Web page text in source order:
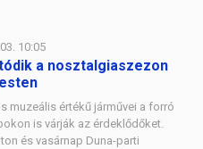
10:05
a nosztalgiaszezon
muzeális értékű járművei a forró
is várják az érdeklődőket.
és vasárnap Duna-parti